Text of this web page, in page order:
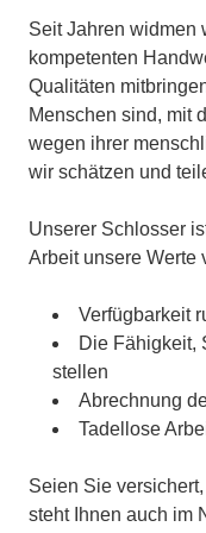
Seit Jahren widmen
kompetenten
Qualitäten
Menschen sind, mit
wegen ihrer
wir schätzen und
Unserer Schlosser
Arbeit unsere Werte
Verfügbarkeit
Die Fähigkeit,
stellen
Abrechnung
Tadellose
Seien Sie
steht Ihnen auch im